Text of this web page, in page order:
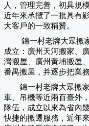
人，管理完善，初具規
近年來承攬了一批具有
大客戶的一致稱贊。
錦一村老牌大眾搬
成立：廣州天河搬家、
灣搬屋、廣州黃埔搬屋
番禺搬屋，并逐步把業
錦一村老牌大眾搬
車、吊機等近兩百臺外
隊伍，成立以來為省內
快捷的搬遷服務，近年